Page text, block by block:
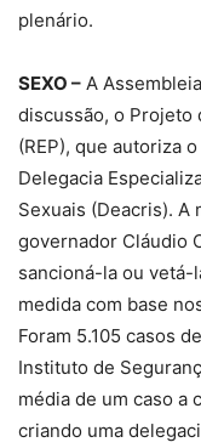
plenário.
SEXO – A
discussão, o Projeto
(REP), que autoriza
Delegacia
Sexuais (Deacris). A
governador Cláudio
sancioná-la ou vetá-
medida com base
Foram 5.105 casos
Instituto de
média de um caso a
criando uma